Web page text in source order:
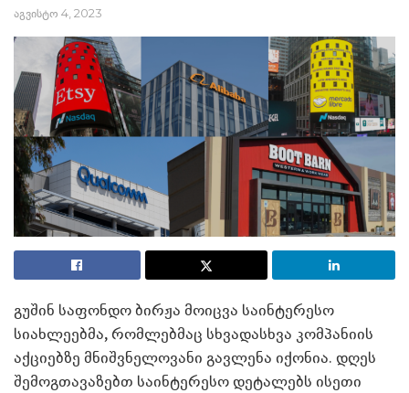
აგვისტო 4, 2023
გუშინ საფონდო ბირჟა მოიცვა საინტერესო
სიახლეებმა, რომლებმაც სხვადასხვა კომპანიის
აქციებზე მნიშვნელოვანი გავლენა იქონია. დღეს
შემოგთავაზებთ საინტერესო დეტალებს ისეთი